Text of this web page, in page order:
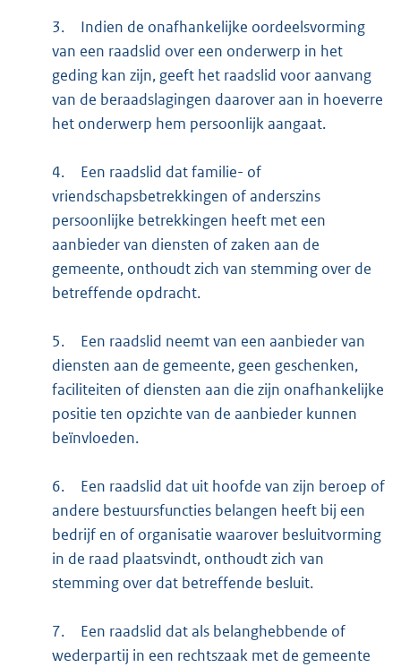
3.
Indien de onafhankelijke oordeelsvorming
van een raadslid over een onderwerp in het
geding kan zijn, geeft het raadslid voor aanvang
van de beraadslagingen daarover aan in hoeverre
het onderwerp hem persoonlijk aangaat.
4.
Een raadslid dat familie- of
vriendschapsbetrekkingen of anderszins
persoonlijke betrekkingen heeft met een
aanbieder van diensten of zaken aan de
gemeente, onthoudt zich van stemming over de
betreffende opdracht.
5.
Een raadslid neemt van een aanbieder van
diensten aan de gemeente, geen geschenken,
faciliteiten of diensten aan die zijn onafhankelijke
positie ten opzichte van de aanbieder kunnen
beïnvloeden.
6.
Een raadslid dat uit hoofde van zijn beroep of
andere bestuursfuncties belangen heeft bij een
bedrijf en of organisatie waarover besluitvorming
in de raad plaatsvindt, onthoudt zich van
stemming over dat betreffende besluit.
7.
Een raadslid dat als belanghebbende of
wederpartij in een rechtszaak met de gemeente